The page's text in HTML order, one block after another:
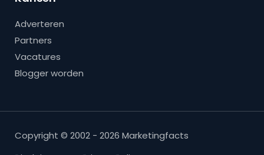
Adverteren
Partners
Vacatures
Blogger worden
Copyright © 2002 - 2026 Marketingfacts